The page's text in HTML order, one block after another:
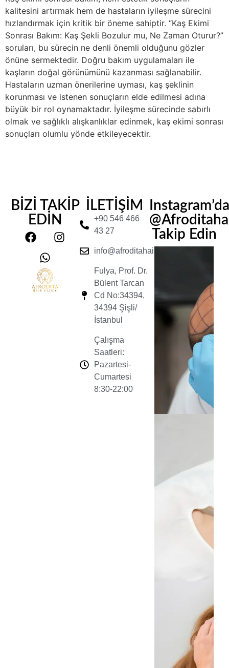
kalitesini artırmak hem de hastaların iyileşme sürecini
hızlandırmak için kritik bir öneme sahiptir. “Kaş Ekimi
Sonrası Bakım: Kaş Şekli Bozulur mu, Ne Zaman Oturur?”
soruları, bu sürecin ne denli önemli olduğunu gözler
önüne sermektedir. Doğru bakım uygulamaları ile
kaşların doğal görünümünü kazanması sağlanabilir.
Hastaların uzman önerilerine uyması, kaş şeklinin
korunması ve istenen sonuçların elde edilmesi adına
büyük bir rol oynamaktadır. İyileşme sürecinde sabırlı
olmak ve sağlıklı alışkanlıklar edinmek, kaş ekimi sonrası
sonuçları olumlu yönde etkileyecektir.
BİZİ TAKİP
EDİN
İLETİŞİM
+90 546 466
43 27
info@afroditahairclinic.com
Fulya, Prof. Dr.
Bülent Tarcan
Cd No:34394,
34394 Şişli/
İstanbul
Çalışma
Saatleri:
Pazartesi-
Cumartesi
8:30-22:00
Instagram’da
Takip Edin